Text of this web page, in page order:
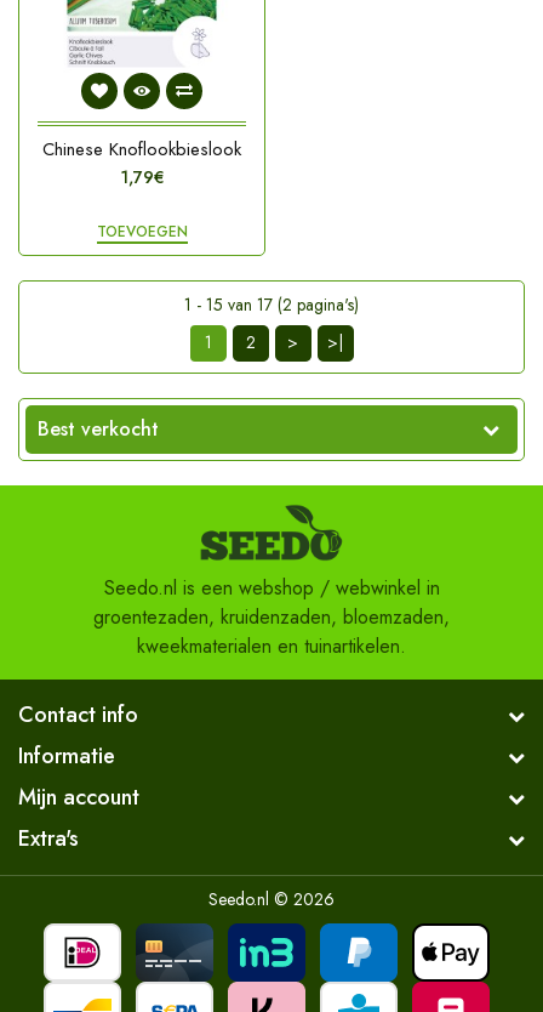
Chinese Knoflookbieslook
1,79€
TOEVOEGEN
1 - 15 van 17 (2 pagina's)
1
2 > >|
Best verkocht
Seedo.nl is een webshop / webwinkel in
groentezaden, kruidenzaden, bloemzaden,
kweekmaterialen en tuinartikelen.
Contact info
Informatie
Mijn account
Extra's
Seedo.nl © 2026